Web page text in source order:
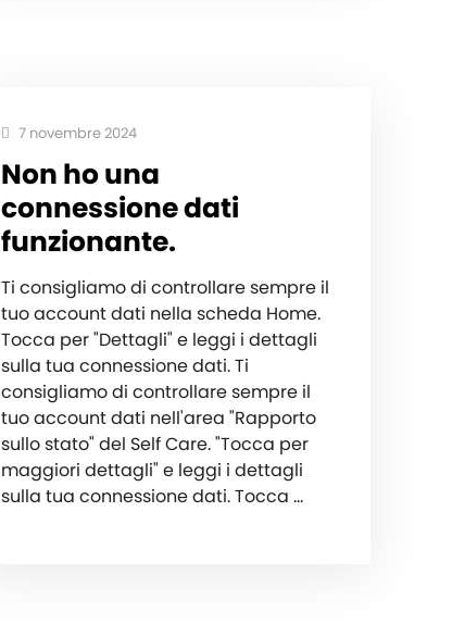
7 novembre 2024
Non ho una
connessione dati
funzionante.
Ti consigliamo di controllare sempre il
tuo account dati nella scheda Home.
Tocca per "Dettagli" e leggi i dettagli
sulla tua connessione dati. Ti
consigliamo di controllare sempre il
tuo account dati nell'area "Rapporto
sullo stato" del Self Care. "Tocca per
maggiori dettagli" e leggi i dettagli
sulla tua connessione dati. Tocca …